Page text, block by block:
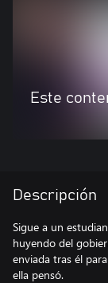
Este
Descripción
Sigue a un
huyendo del
enviada tras él
ella pensó.